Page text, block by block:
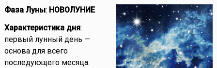
Фаза Луны: НОВОЛУНИЕ
Характеристика дня:
первый лунный день —
основа для всего
последующего месяца.